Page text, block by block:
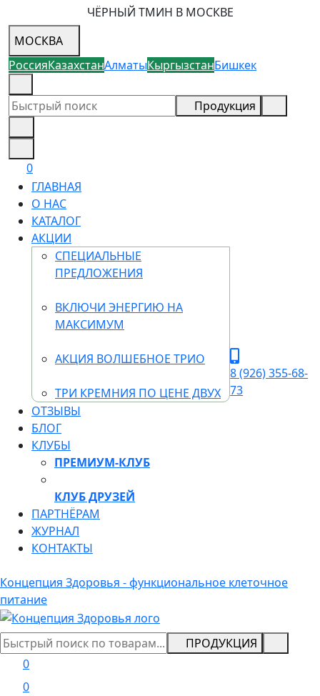
ЧЁРНЫЙ ТМИН В МОСКВЕ
МОСКВА
РоссияКазахстанАлматыКыргызстанБишкек
Продукция
0
ГЛАВНАЯ
О НАС
КАТАЛОГ
АКЦИИ
СПЕЦИАЛЬНЫЕ
ПРЕДЛОЖЕНИЯ
ВКЛЮЧИ ЭНЕРГИЮ НА
МАКСИМУМ
АКЦИЯ ВОЛШЕБНОЕ ТРИО
ТРИ КРЕМНИЯ ПО ЦЕНЕ ДВУХ
ОТЗЫВЫ
БЛОГ
КЛУБЫ
ПРЕМИУМ-КЛУБ
КЛУБ ДРУЗЕЙ
ПАРТНЁРАМ
ЖУРНАЛ
КОНТАКТЫ
8 (926) 355-68-
73
Концепция Здоровья - функциональное клеточное
питание
ПРОДУКЦИЯ
0
0